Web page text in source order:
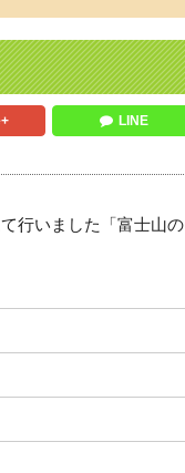
LINE
行いました「富士山の